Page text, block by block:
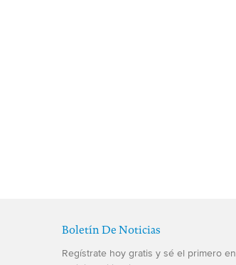
Boletín De Noticias
Regístrate hoy gratis y sé el primero en